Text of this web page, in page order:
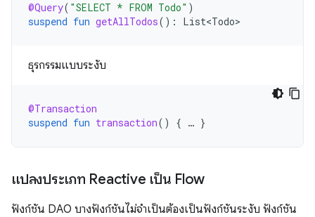
@Query( "SELECT * FROM Todo" )
suspend fun getAllTodos(): List<Todo>
ธุรกรรมแบบระงับ
@Transaction
suspend fun transaction() { … }
แปลงประเภท Reactive เป็น Flow
ฟังก์ชัน DAO บางฟังก์ชันไม่จำเป็นต้องเป็นฟังก์ชันระงับ ฟังก์ชัน